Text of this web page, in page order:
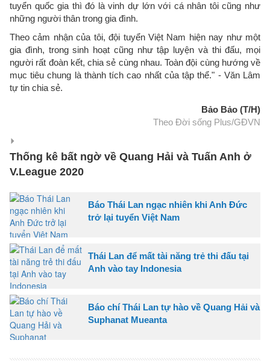
tuyển quốc gia thì đó là vinh dự lớn với cá nhân tôi cũng như
những người thân trong gia đình.
Theo cảm nhận của tôi, đội tuyển Việt Nam hiện nay như một
gia đình, trong sinh hoạt cũng như tập luyện và thi đấu, mọi
người rất đoàn kết, chia sẻ cùng nhau. Toàn đội cùng hướng về
mục tiêu chung là thành tích cao nhất của tập thể." - Văn Lâm
tự tin chia sẻ.
Bảo Bảo (T/H)
Theo Đời sống Plus/GĐVN
Thống kê bất ngờ về Quang Hải và Tuấn Anh ở
V.League 2020
Báo Thái Lan ngạc nhiên khi Anh Đức
trở lại tuyển Việt Nam
Thái Lan để mất tài năng trẻ thi đấu tại
Anh vào tay Indonesia
Báo chí Thái Lan tự hào về Quang Hải và
Suphanat Mueanta